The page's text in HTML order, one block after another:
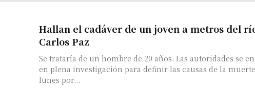
Hallan el cadáver de un joven a metros del
Carlos Paz
Se trataría de un hombre de 20 años. Las autoridades se
en plena investigación para definir las causas de la muerte.
lunes por...